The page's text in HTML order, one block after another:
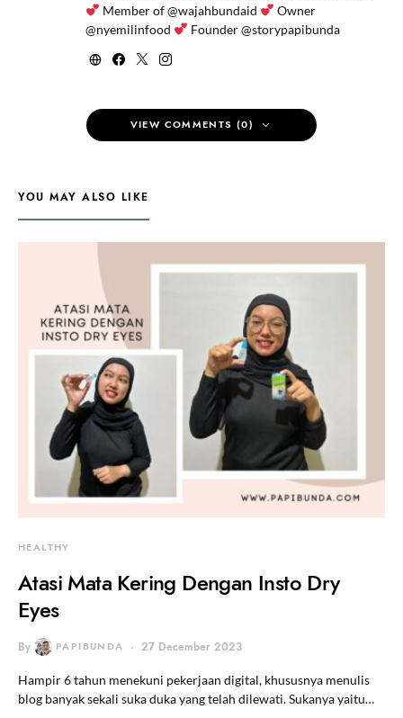
Member of @wajahbundaid
Owner
@nyemilinfood
Founder @storypapibunda
VIEW COMMENTS (0)
YOU MAY ALSO LIKE
HEALTHY
Atasi Mata Kering Dengan Insto Dry
Eyes
By PAPIBUNDA 27 December 2023
Hampir 6 tahun menekuni pekerjaan digital, khususnya menulis
blog banyak sekali suka duka yang telah dilewati. Sukanya yaitu…